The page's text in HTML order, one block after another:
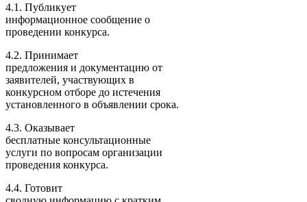
4.1. Публикует
информационное сообщение о
проведении конкурса.
4.2. Принимает
предложения и документацию от
заявителей, участвующих в
конкурсном отборе до истечения
установленного в объявлении срока.
4.3. Оказывает
бесплатные консультационные
услуги по вопросам организации
проведения конкурса.
4.4. Готовит